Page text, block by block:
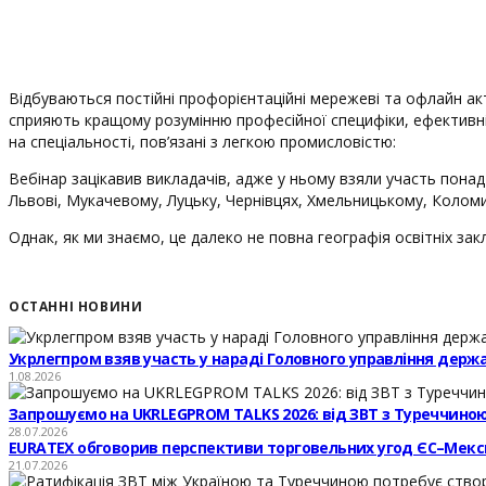
Відбуваються постійні профорієнтаційні мережеві та офлайн
сприяють кращому розумінню професійної специфіки,
на спеціальності, пов’язані з легкою промисловістю:
Вебінар зацікавив викладачів, адже у ньому взяли участь понад
Львові, Мукачевому, Луцьку, Чернівцях, Хмельницькому,
Однак, як ми знаємо, це далеко не повна географія освітніх
ОСТАННІ НОВИНИ
Укрлегпром взяв участь у нараді Головного управління
1.08.2026
Запрошуємо на UKRLEGPROM TALKS 2026: від ЗВТ з
28.07.2026
EURATEX обговорив перспективи торговельних угод
21.07.2026